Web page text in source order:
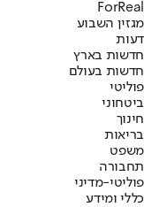
ForReal
מגזין השבוע
דעות
חדשות בארץ
חדשות בעולם
פוליטי
ביטחוני
חינוך
בריאות
משפט
תחבורה
פוליטי-מדיני
כללי ומידע